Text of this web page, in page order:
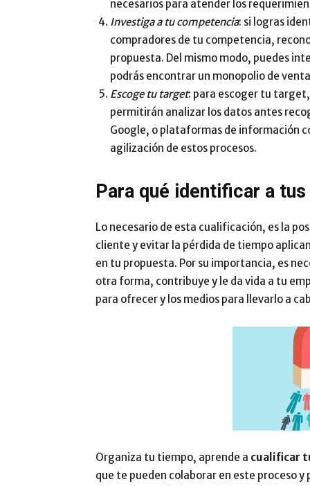
necesarios para atender los
Investiga a tu competencia: si logras
compradores de tu competencia,
propuesta. Del mismo modo, puedes
podrás encontrar un monopolio de
Escoge tu target: para escoger tu
permitirán analizar los datos antes
Google, o plataformas de información
agilización de estos procesos.
Para qué identificar a
Lo necesario de esta cualificación, es la
cliente y evitar la pérdida de tiempo
en tu propuesta. Por su importancia, es
otra forma, contribuye y le da vida a tu
para ofrecer y los medios para llevarlo a
Organiza tu tiempo, aprende a cualificar
que te pueden colaborar en este proceso